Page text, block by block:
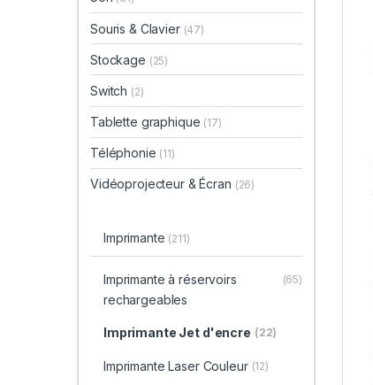
Souris & Clavier (47)
Stockage (25)
Switch (2)
Tablette graphique (17)
Téléphonie (11)
Vidéoprojecteur & Écran (26)
Imprimante (211)
Imprimante à réservoirs
rechargeables
(65)
Imprimante Jet d'encre (22)
Imprimante Laser Couleur (12)